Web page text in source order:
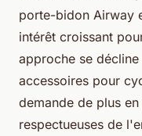
porte-bidon Airway
intérêt croissant
approche se
accessoires pour
demande de plus
respectueuses de